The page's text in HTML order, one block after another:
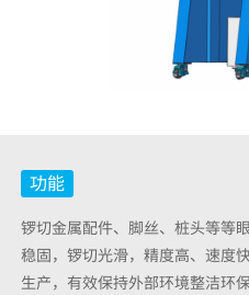
功能
锣切金属配件、脚丝、桩头等等
稳固，锣切光滑，精度高、速度
生产，有效保持外部环境整洁环保